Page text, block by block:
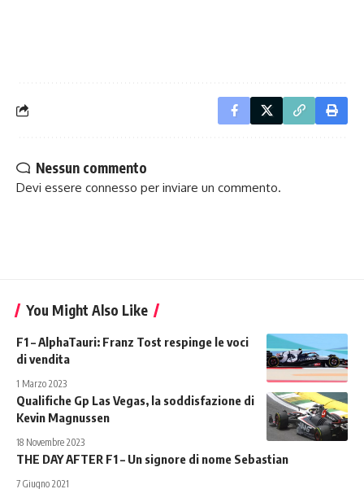
Nessun commento
Devi essere connesso per inviare un commento.
You Might Also Like
F1 – AlphaTauri: Franz Tost respinge le voci
di vendita
1 Marzo 2023
Qualifiche Gp Las Vegas, la soddisfazione di
Kevin Magnussen
18 Novembre 2023
THE DAY AFTER F1 – Un signore di nome Sebastian
7 Giugno 2021